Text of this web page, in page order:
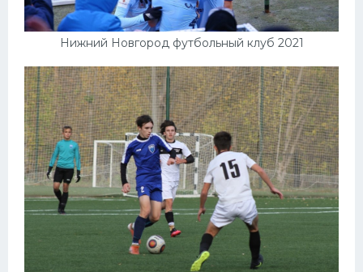
Нижний Новгород футбольный клуб 2021